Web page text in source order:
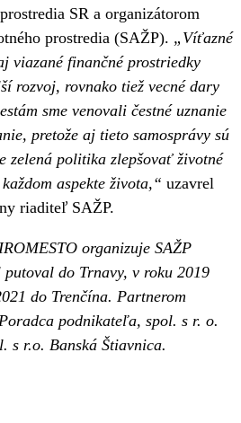
SR a organizátorom
prostredia (SAŽP). „Víťazné
viazané finančné prostriedky
rozvoj, rovnako tiež vecné dary
sme venovali čestné uznanie
pretože aj tieto samosprávy sú
zelená politika zlepšovať životné
aspekte života,“ uzavrel
riaditeľ SAŽP.
organizuje SAŽP
do Trnavy, v roku 2019
do Trenčína. Partnerom
podnikateľa, spol. s r. o.
s r.o. Banská Štiavnica.